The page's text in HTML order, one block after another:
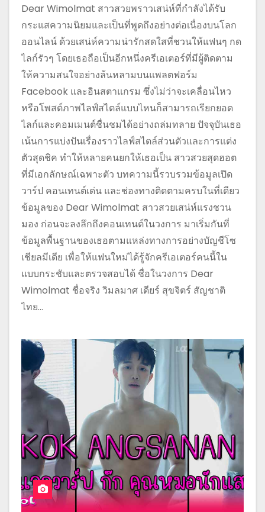
Dear Wimolmat สาวสวยพราวเสน่ห์ที่กำลังได้รับ
กระแสความนิยมและเป็นที่พูดถึงอย่างต่อเนื่องบนโลก
ออนไลน์ ด้วยเสน่ห์ความน่ารักสดใสที่ชวนให้แฟนๆ กด
ไลก์รัวๆ โดยเธอถือเป็นอีกหนึ่งครีเอเตอร์ที่มีผู้ติดตาม
ให้ความสนใจอย่างล้นหลามบนแพลตฟอร์ม
Facebook และอินสตาแกรม ซึ่งไม่ว่าจะเคลื่อนไหว
หรือโพสต์ภาพไลฟ์สไตล์แบบไหนก็สามารถเรียกยอด
ไลก์และคอมเมนต์ชื่นชมได้อย่างถล่มทลาย ปัจจุบันเธอ
เน้นการแบ่งปันเรื่องราวไลฟ์สไตล์ส่วนตัวและการแต่ง
ตัวสุดชิค ทำให้หลายคนยกให้เธอเป็น สาวสวยสุดฮอต
ที่มีเอกลักษณ์เฉพาะตัว บทความนี้รวบรวมข้อมูลเปิด
วาร์ป คอนเทนต์เด่น และช่องทางติดตามครบในที่เดียว
ข้อมูลของ Dear Wimolmat สาวสวยเสน่ห์แรงชวน
มอง ก่อนจะลงลึกถึงคอนเทนต์ในวงการ มาเริ่มกันที่
ข้อมูลพื้นฐานของเธอตามแหล่งทางการอย่างบัญชีโซ
เชียลมีเดีย เพื่อให้แฟนใหม่ได้รู้จักครีเอเตอร์คนนี้ใน
แบบกระชับและตรวจสอบได้ ชื่อในวงการ Dear
Wimolmat ชื่อจริง วิมลมาศ เดียร์ สุขจิตร์ สัญชาติ
ไทย…